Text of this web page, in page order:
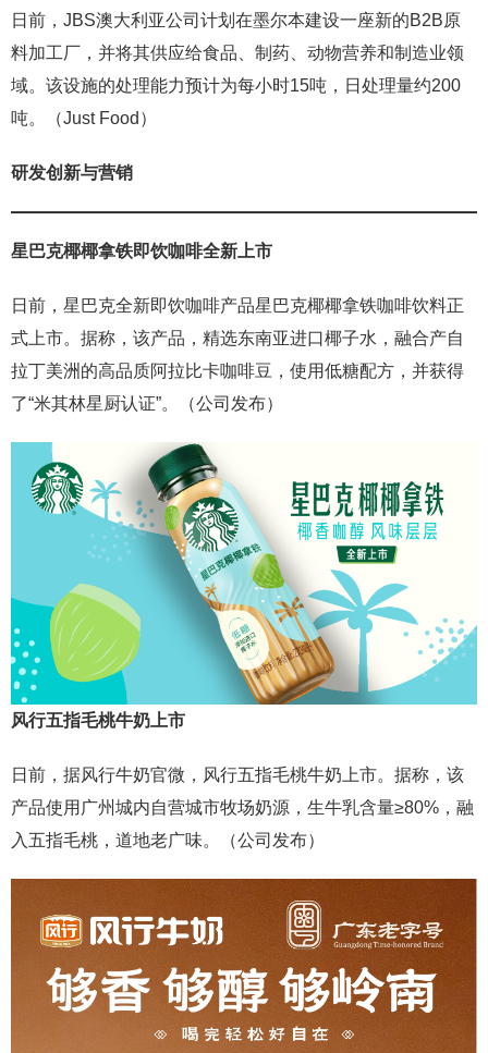
日前，JBS澳大利亚公司计划在墨尔本建设一座新的B2B原
料加工厂，并将其供应给食品、制药、动物营养和制造业领
域。该设施的处理能力预计为每小时15吨，日处理量约200
吨。（Just Food）
研发创新与营销
星巴克椰椰拿铁即饮咖啡全新上市
日前，星巴克全新即饮咖啡产品星巴克椰椰拿铁咖啡饮料正
式上市。据称，该产品，精选东南亚进口椰子水，融合产自
拉丁美洲的高品质阿拉比卡咖啡豆，使用低糖配方，并获得
了“米其林星厨认证”。（公司发布）
风行五指毛桃牛奶上市
日前，据风行牛奶官微，风行五指毛桃牛奶上市。据称，该
产品使用广州城内自营城市牧场奶源，生牛乳含量≥80%，融
入五指毛桃，道地老广味。（公司发布）